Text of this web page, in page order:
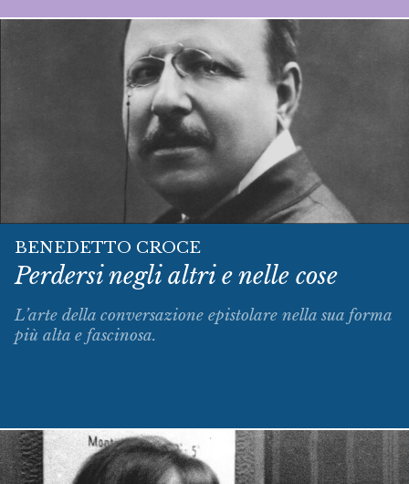
BENEDETTO CROCE
Perdersi negli altri e nelle cose
L’arte della conversazione epistolare nella sua forma
più alta e fascinosa.